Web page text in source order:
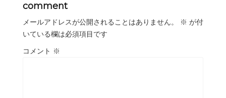
comment
メールアドレスが公開されることはありません。 ※ が付
いている欄は必須項目です
コメント ※